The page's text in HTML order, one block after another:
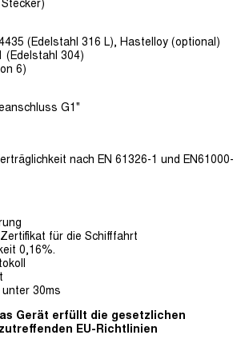
Stecker)
(Edelstahl 316 L), Hastelloy (optional)
(Edelstahl 304)
6)
G1"
nach EN 61326-1 und EN61000-
für die Schifffahrt
0,16%.
30ms
Gerät erfüllt die gesetzlichen
EU-Richtlinien